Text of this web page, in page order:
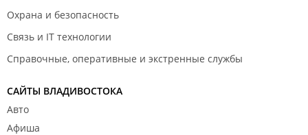
Охрана и безопасность
Связь и IT технологии
Справочные, оперативные и экстренные службы
САЙТЫ ВЛАДИВОСТОКА
Авто
Афиша